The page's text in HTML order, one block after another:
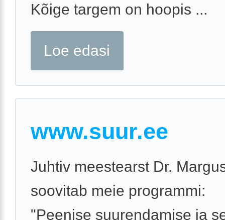
Kõige targem on hoopis ...
Loe edasi
www.suur.ee
Juhtiv meestearst Dr.
soovitab meie programmi:
"Peenise suurendamise ja